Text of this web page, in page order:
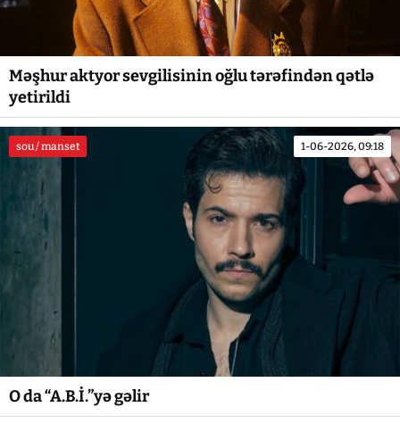
Məşhur aktyor sevgilisinin oğlu tərəfindən qətlə
yetirildi
sou / manset 1-06-2026, 09:18
O da “A.B.İ.”yə gəlir